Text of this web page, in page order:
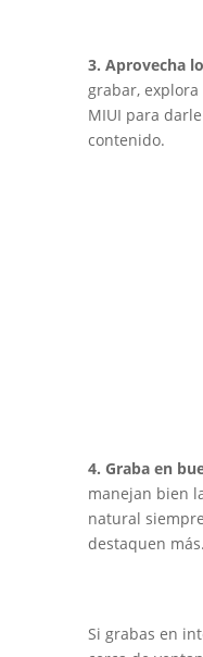
3. Aprovecha
grabar,
MIUI para
contenido.
4. Graba en
manejan bien
natural
destaquen más.
Si grabas en